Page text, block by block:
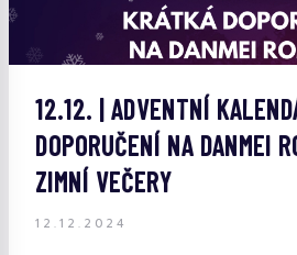
12.12. | ADVENTNÍ
DOPORUČENÍ NA DANMEI
ZIMNÍ VEČERY
12.12.2024